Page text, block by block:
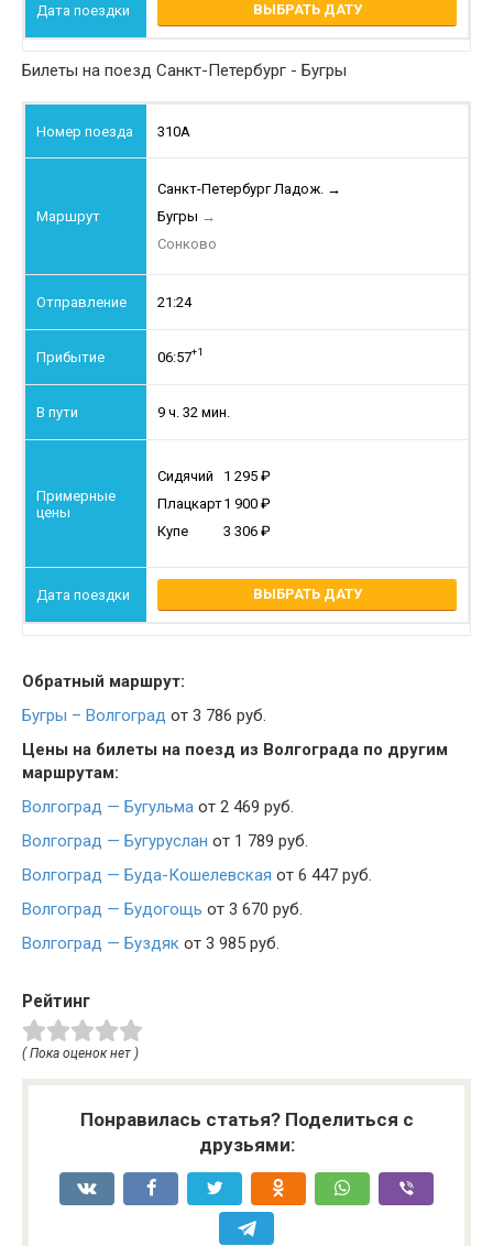
ВЫБРАТЬ ДАТУ
Билеты на поезд Санкт-Петербург - Бугры
310А
Санкт-Петербург Ладож. →
Бугры →
Сонково
21:24
06:57+1
9 ч. 32 мин.
Сидячий
1 295
Плацкарт1 900
Купе
3 306
ВЫБРАТЬ ДАТУ
Обратный маршрут:
Бугры – Волгоград от 3 786 руб.
Цены на билеты на поезд из Волгограда по другим
маршрутам:
Волгоград — Бугульма от 2 469 руб.
Волгоград — Бугуруслан от 1 789 руб.
Волгоград — Буда-Кошелевская от 6 447 руб.
Волгоград — Будогощь от 3 670 руб.
Волгоград — Буздяк от 3 985 руб.
Рейтинг
( Пока оценок нет )
Понравилась статья? Поделиться с
друзьями: